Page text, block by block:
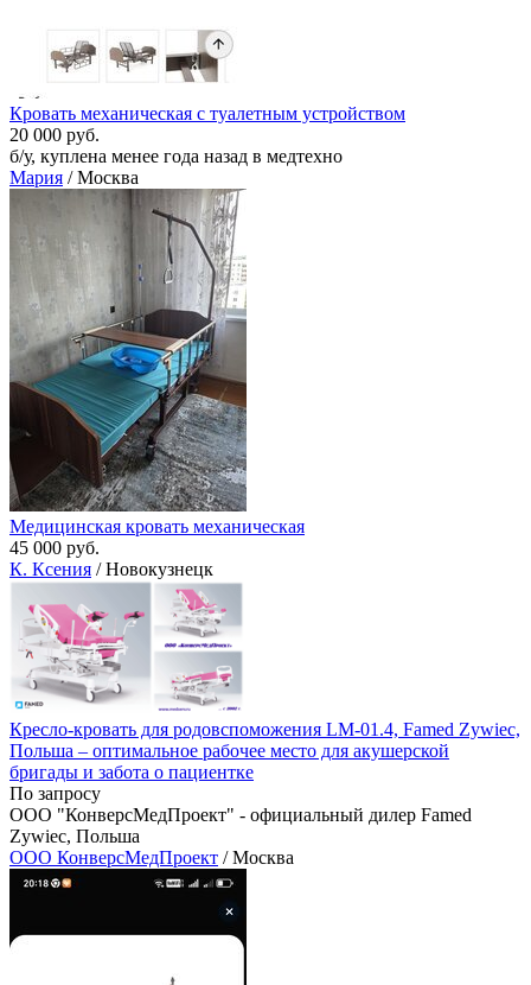
Кровать механическая с туалетным устройством
20 000 руб.
б/у, куплена менее года назад в медтехно
Мария / Москва
Медицинская кровать механическая
45 000 руб.
К. Ксения / Новокузнецк
Кресло-кровать для родовспоможения LM-01.4, Famed Zywiec,
Польша – оптимальное рабочее место для акушерской
бригады и забота о пациентке
По запросу
ООО "КонверсМедПроект" - официальный дилер Famed
Zywiec, Польша
ООО КонверсМедПроект / Москва